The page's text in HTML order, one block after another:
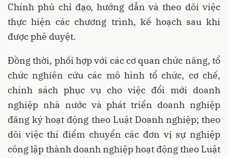
Chính phủ chỉ đạo, hướng dẫn và theo dõi việc
thực hiện các chương trình, kế hoạch sau khi
được phê duyệt.
Đồng thời, phối hợp với các cơ quan chức năng, tổ
chức nghiên cứu các mô hình tổ chức, cơ chế,
chính sách phục vụ cho việc đổi mới doanh
nghiệp nhà nước và phát triển doanh nghiệp
đăng ký hoạt động theo Luật Doanh nghiệp; theo
dõi việc thí điểm chuyển các đơn vị sự nghiệp
công lập thành doanh nghiệp hoạt động theo Luật